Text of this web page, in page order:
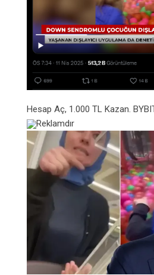
Hesap Aç, 1.000 TL Kazan.
Reklamdır